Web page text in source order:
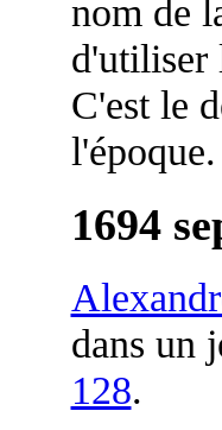
nom de
d'utiliser
C'est le
l'époque.
1694
dans un
128.